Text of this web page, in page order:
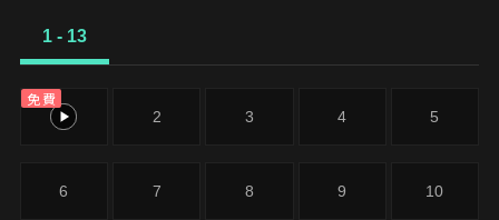
而等著大家的卻是在沒有學習的情況下，前輩們交代
片中見到的細胞們，卻因為過於嚴苛的勞動，徹底變
得不一樣了。
1 - 13
免費
1 2 3 4 5
6 7 8 9 10